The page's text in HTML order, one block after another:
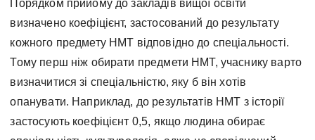
Порядком прийому до закладів вищої освіти
визначено коефіцієнт, застосований до результату
кожного предмету НМТ відповідно до спеціальності.
Тому перш ніж обирати предмети НМТ, учаснику варто
визначитися зі спеціальністю, яку б він хотів
опанувати. Наприклад, до результатів НМТ з історії
застосують коефіцієнт 0,5, якщо людина обирає